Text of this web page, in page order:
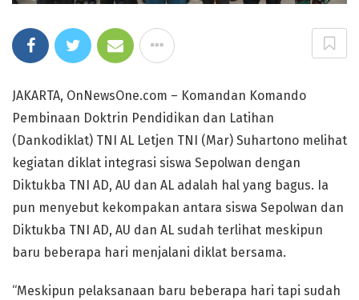
JAKARTA, OnNewsOne.com – Komandan Komando
Pembinaan Doktrin Pendidikan dan Latihan
(Dankodiklat) TNI AL Letjen TNI (Mar) Suhartono melihat
kegiatan diklat integrasi siswa Sepolwan dengan
Diktukba TNI AD, AU dan AL adalah hal yang bagus. Ia
pun menyebut kekompakan antara siswa Sepolwan dan
Diktukba TNI AD, AU dan AL sudah terlihat meskipun
baru beberapa hari menjalani diklat bersama.
“Meskipun pelaksanaan baru beberapa hari tapi sudah